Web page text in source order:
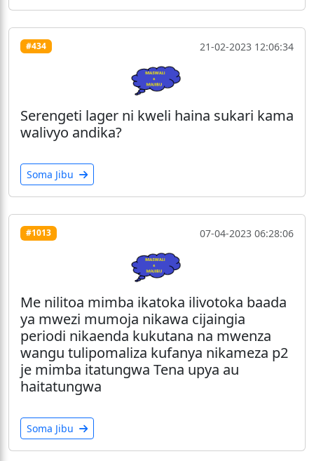
#434 21-02-2023 12:06:34
Serengeti lager ni kweli haina sukari kama
walivyo andika?
Soma Jibu
#1013 07-04-2023 06:28:06
Me nilitoa mimba ikatoka ilivotoka baada
ya mwezi mumoja nikawa cijaingia
periodi nikaenda kukutana na mwenza
wangu tulipomaliza kufanya nikameza p2
je mimba itatungwa Tena upya au
haitatungwa
Soma Jibu